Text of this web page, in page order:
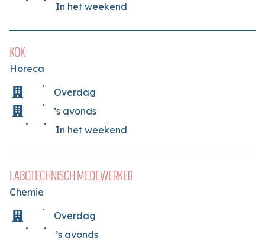
In het weekend
KOK
Horeca
Overdag
’s avonds
In het weekend
LABOTECHNISCH MEDEWERKER
Chemie
Overdag
’s avonds